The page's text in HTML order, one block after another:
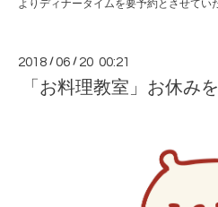
よりディナータイムを要予約とさせてい
2018 /06 / 20 00:21
「お料理教室」お休み